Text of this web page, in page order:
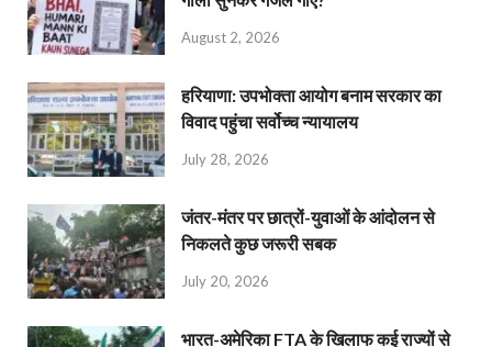
August 2, 2026
हरियाणा: उपभोक्ता आयोग बनाम सरकार का
विवाद पहुंचा सर्वोच्च न्यायालय
July 28, 2026
जंतर-मंतर पर छात्रों-युवाओं के आंदोलन से
निकलते कुछ जरूरी सबक
July 20, 2026
भारत-अमेरिका FTA के खिलाफ कई राज्यों से